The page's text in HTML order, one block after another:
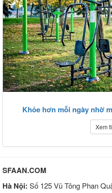
Khỏe hơn mỗi ngày nhờ
Xem
SFAAN.COM
Hà Nội: Số 125 Vũ Tông Phan